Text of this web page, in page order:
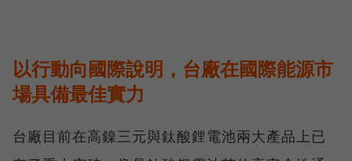
以行動向國際說明，台廠在國際能源市
場具備最佳實力
台廠目前在高鎳三元與鈦酸鋰電池兩大產品上已